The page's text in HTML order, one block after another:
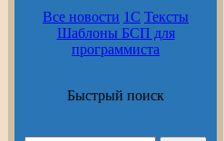
Все новости 1С Тексты
Шаблоны БСП для
программиста
Быстрый поиск